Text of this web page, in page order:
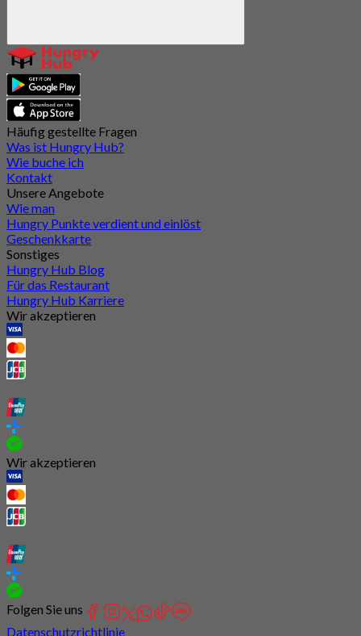
Häufig gestellte Fragen
Was ist Hungry Hub?
Wie buche ich
Kontakt
Unsere Angebote
Wie man
Hungry Punkte verdient und einlöst
Geschenkkarte
Sonstiges
Hungry Hub Blog
Für das Restaurant
Hungry Hub Karriere
Wir akzeptieren
Wir akzeptieren
Folgen Sie uns
Datenschutzrichtlinie